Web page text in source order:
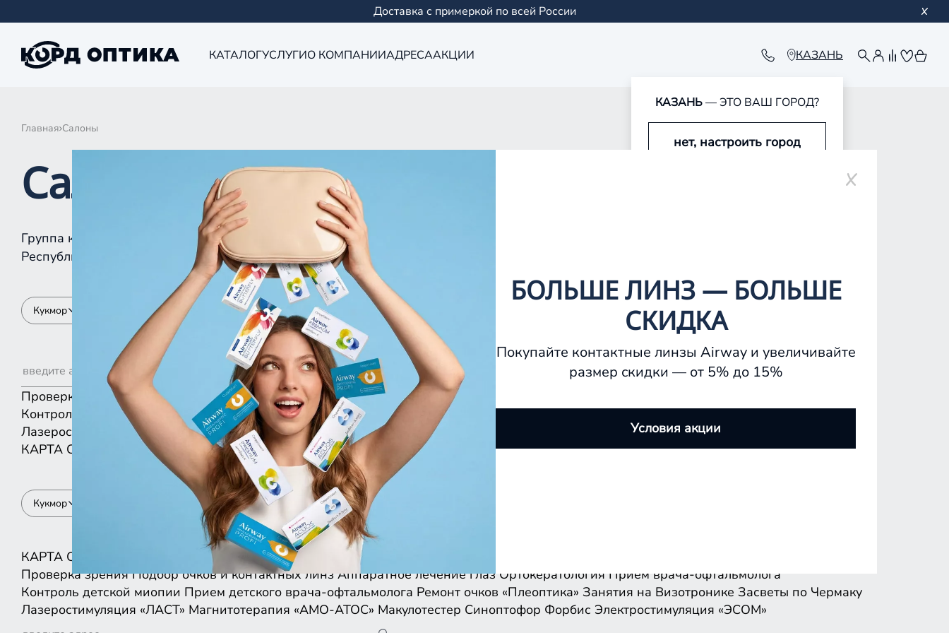
Доставка с примеркой по всей России
КАТАЛОГУСЛУГИО КОМПАНИИАДРЕСААКЦИИ КАЗАНЬ
КАЗАНЬ— ЭТО ВАШ ГОРОД?
нет, настроить город
Главная Салоны
Салоны КОРД Оптика в Кукморе
Группа компаний «Корд Оптика» - это более 100 салонов в Казани и
Республике Татарстан, Самаре, Уфе, Рыбинске.
Кукмор
Проверка зрения Подбор очков и контактных линз Аппаратное лечение глаз
Контроль детской миопии
Прием детского врача-офтальмолога Ремонт очков «Плеоптика» Занятия на Визотронике Засветы по Чермаку
Лазеростимуляция «ЛАСТ»
Магнитотерапия «АМО-АТОС» Макулотестер
Электростимуляция «ЭСОМ»
КАРТА СПИСКОМ
Кукмор
КАРТА СПИСКОМ
Проверка зрения Подбор очков и контактных линз Аппаратное лечение глаз Ортокератология Прием врача-офтальмолога
Контроль детской миопии Прием детского врача-офтальмолога Ремонт очков «Плеоптика» Занятия на Визотронике Засветы по Чермаку
Лазеростимуляция «ЛАСТ» Магнитотерапия «АМО-АТОС» Макулотестер Синоптофор Форбис Электростимуляция «ЭСОМ»
БОЛЬШЕ ЛИНЗ — БОЛЬШЕ
СКИДКА
Покупайте контактные линзы Airway и увеличивайте
размер скидки — от 5% до 15%
Условия акции